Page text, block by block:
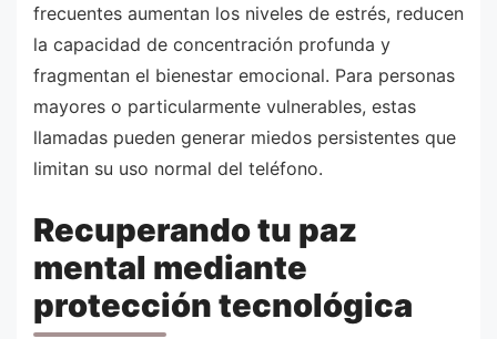
frecuentes aumentan los niveles de estrés, reducen
la capacidad de concentración profunda y
fragmentan el bienestar emocional. Para personas
mayores o particularmente vulnerables, estas
llamadas pueden generar miedos persistentes que
limitan su uso normal del teléfono.
Recuperando tu paz
mental mediante
protección tecnológica